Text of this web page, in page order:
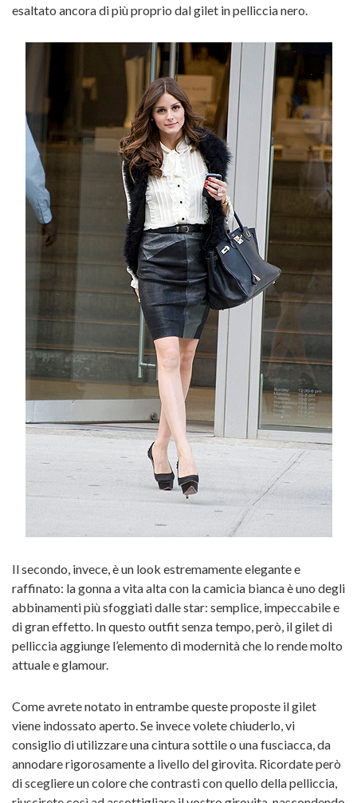
esaltato ancora di più proprio dal gilet in pelliccia nero.
Il secondo, invece, è un look estremamente elegante e
raffinato: la gonna a vita alta con la camicia bianca è uno degli
abbinamenti più sfoggiati dalle star: semplice, impeccabile e
di gran effetto. In questo outfit senza tempo, però, il gilet di
pelliccia aggiunge l’elemento di modernità che lo rende molto
attuale e glamour.
Come avrete notato in entrambe queste proposte il gilet
viene indossato aperto. Se invece volete chiuderlo, vi
consiglio di utilizzare una cintura sottile o una fusciacca, da
annodare rigorosamente a livello del girovita. Ricordate però
di scegliere un colore che contrasti con quello della pelliccia,